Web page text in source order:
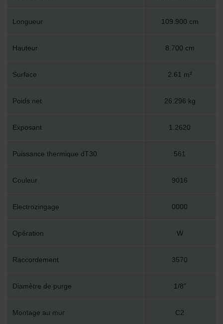
Longueur 109.900 cm
Hauteur 8.700 cm
Surface 2.61 m²
Poids net 26.296 kg
Exposant 1.2620
Puissance thermique dT30 561
Couleur 9016
Electrozingage 0000
Opération W
Raccordement 3570
Diamètre de purge 1/8"
Montage au mur C2